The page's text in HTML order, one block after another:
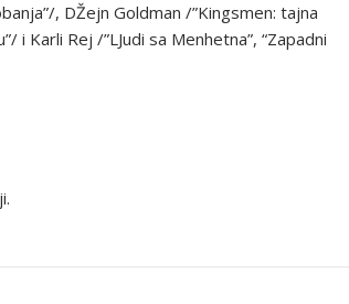
, DŽejn Goldman /”Kingsmen: tajna
i Karli Rej /”LJudi sa Menhetna”, “Zapadni